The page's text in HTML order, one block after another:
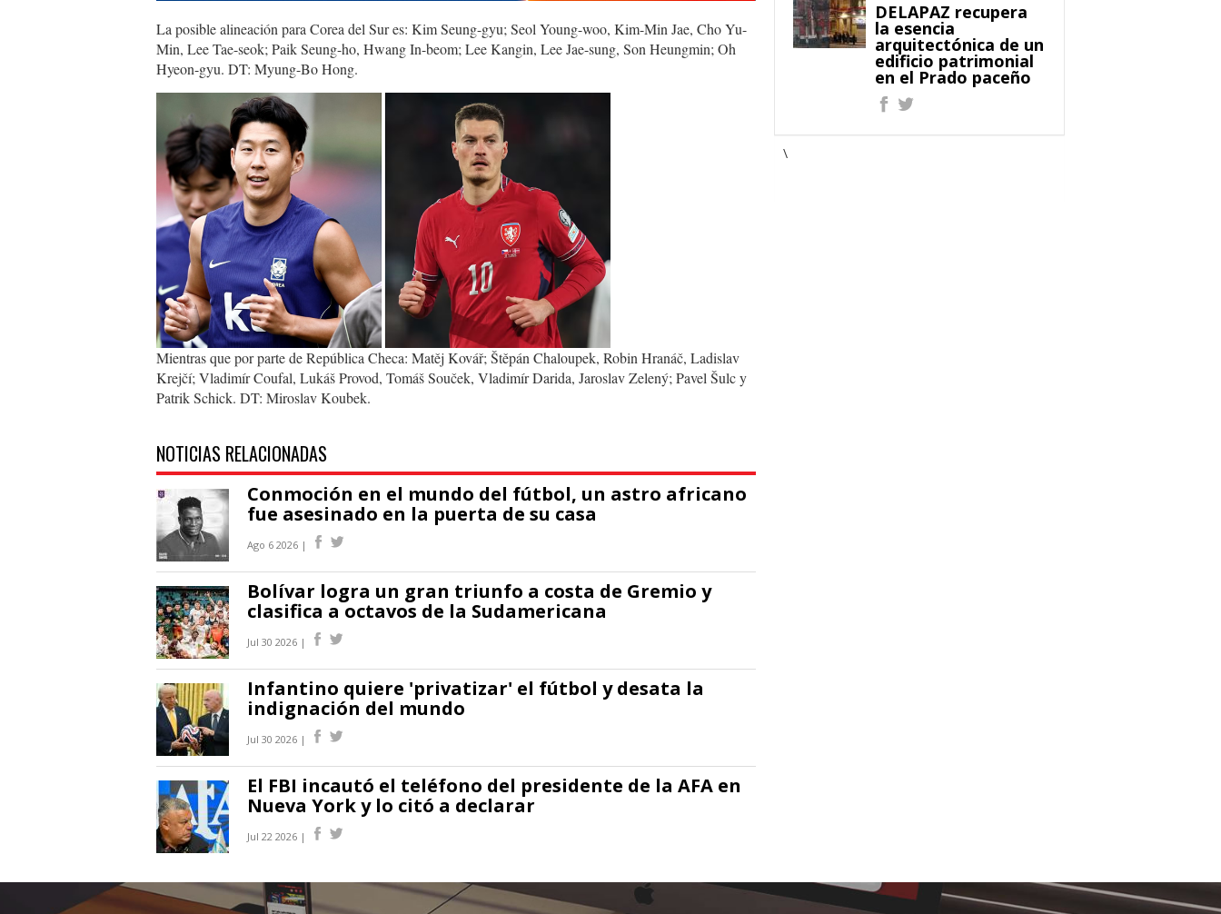
La posible alineación para Corea del Sur es: Kim Seung-gyu; Seol Young-woo, Kim-Min Jae, Cho Yu-
Min, Lee Tae-seok; Paik Seung-ho, Hwang In-beom; Lee Kangin, Lee Jae-sung, Son Heungmin; Oh
Hyeon-gyu. DT: Myung-Bo Hong.
corea-
del-
sur-
vs-
republica-
checa-
1200x675.webp
Mientras que por parte de República Checa: Matěj Kovář; Štěpán Chaloupek, Robin Hranáč, Ladislav
Krejčí; Vladimír Coufal, Lukáš Provod, Tomáš Souček, Vladimír Darida, Jaroslav Zelený; Pavel Šulc y
Patrik Schick. DT: Miroslav Koubek.
NOTICIAS RELACIONADAS
Conmoción en el mundo del fútbol, un astro africano
fue asesinado en la puerta de su casa
Ago 6 2026 |
Bolívar logra un gran triunfo a costa de Gremio y
clasifica a octavos de la Sudamericana
Jul 30 2026 |
Infantino quiere 'privatizar' el fútbol y desata la
indignación del mundo
Jul 30 2026 |
El FBI incautó el teléfono del presidente de la AFA en
Nueva York y lo citó a declarar
Jul 22 2026 |
DELAPAZ recupera
la esencia
arquitectónica de un
edificio patrimonial
en el Prado paceño
\